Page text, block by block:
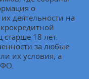
о
деятельности на
18 лет.
за любые
их условия, а